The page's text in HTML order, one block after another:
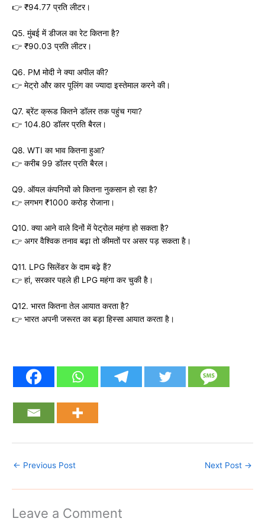
👉 ₹94.77 प्रति लीटर।
Q5. मुंबई में डीजल का रेट कितना है?
👉 ₹90.03 प्रति लीटर।
Q6. PM मोदी ने क्या अपील की?
👉 मेट्रो और कार पूलिंग का ज्यादा इस्तेमाल करने की।
Q7. ब्रेंट क्रूड कितने डॉलर तक पहुंच गया?
👉 104.80 डॉलर प्रति बैरल।
Q8. WTI का भाव कितना हुआ?
👉 करीब 99 डॉलर प्रति बैरल।
Q9. ऑयल कंपनियों को कितना नुकसान हो रहा है?
👉 लगभग ₹1000 करोड़ रोजाना।
Q10. क्या आने वाले दिनों में पेट्रोल महंगा हो सकता है?
👉 अगर वैश्विक तनाव बढ़ा तो कीमतों पर असर पड़ सकता है।
Q11. LPG सिलेंडर के दाम बढ़े हैं?
👉 हां, सरकार पहले ही LPG महंगा कर चुकी है।
Q12. भारत कितना तेल आयात करता है?
👉 भारत अपनी जरूरत का बड़ा हिस्सा आयात करता है।
← Previous Post Next Post →
Leave a Comment